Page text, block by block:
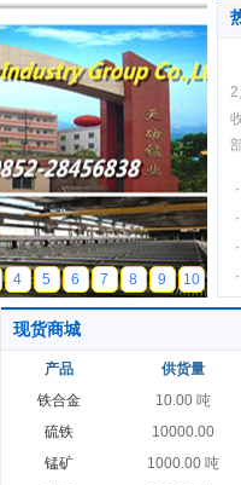
4 5 6 7 8 9 10
2
·
·
·
·
现货商城
产品
供货量
铁合金
10.00 吨
硫铁
10000.00
锰矿
1000.00 吨